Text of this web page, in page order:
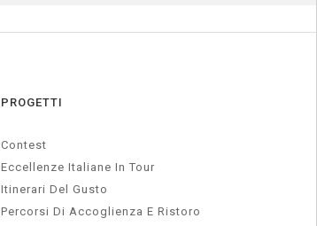
PROGETTI
Contest
Eccellenze Italiane In Tour
Itinerari Del Gusto
Percorsi Di Accoglienza E Ristoro